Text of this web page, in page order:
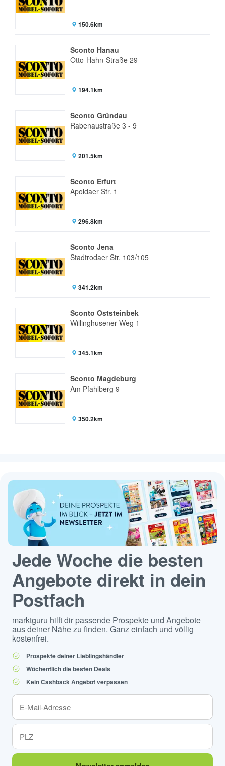
150.6km
Sconto Hanau
Otto-Hahn-Straße 29
194.1km
Sconto Gründau
Rabenaustraße 3 - 9
201.5km
Sconto Erfurt
Apoldaer Str. 1
296.8km
Sconto Jena
Stadtrodaer Str. 103/105
341.2km
Sconto Oststeinbek
Willinghusener Weg 1
345.1km
Sconto Magdeburg
Am Pfahlberg 9
350.2km
Jede Woche die besten
Angebote direkt in dein
Postfach
marktguru hilft dir passende Prospekte und Angebote
aus deiner Nähe zu finden. Ganz einfach und völlig
kostenfrei.
Prospekte deiner Lieblingshändler
Wöchentlich die besten Deals
Kein Cashback Angebot verpassen